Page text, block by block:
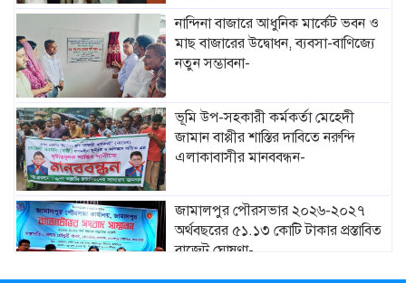
নান্দিনা বাজারে আধুনিক মার্কেট ভবন ও
মাছ বাজারের উদ্বোধন, ব্যবসা-বাণিজ্যে
নতুন সম্ভাবনা-
ভূমি উপ-সহকারী কর্মকর্তা মেহেদী
জামান বাপ্পীর শাস্তির দাবিতে নরুন্দি
এলাকাবাসীর মানববন্ধন-
জামালপুর পৌরসভার ২০২৬-২০২৭
অর্থবছরের ৫১.১৩ কোটি টাকার প্রস্তাবিত
বাজেট ঘোষণা-